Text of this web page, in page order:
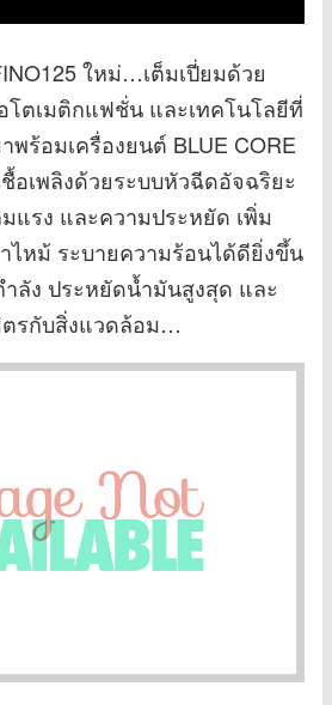
ใหม่…เต็มเปี่ยมด้วย
ตเมติกแฟชั่น และเทคโนโลยีที่
ร้อมเครื่องยนต์ BLUE CORE
อเพลิงด้วยระบบหัวฉีดอัจฉริยะ
แรง และความประหยัด เพิ่ม
ไหม้ ระบายความร้อนได้ดียิ่งขึ้น
ลัง ประหยัดน้ำมันสูงสุด และ
รกับสิ่งแวดล้อม…